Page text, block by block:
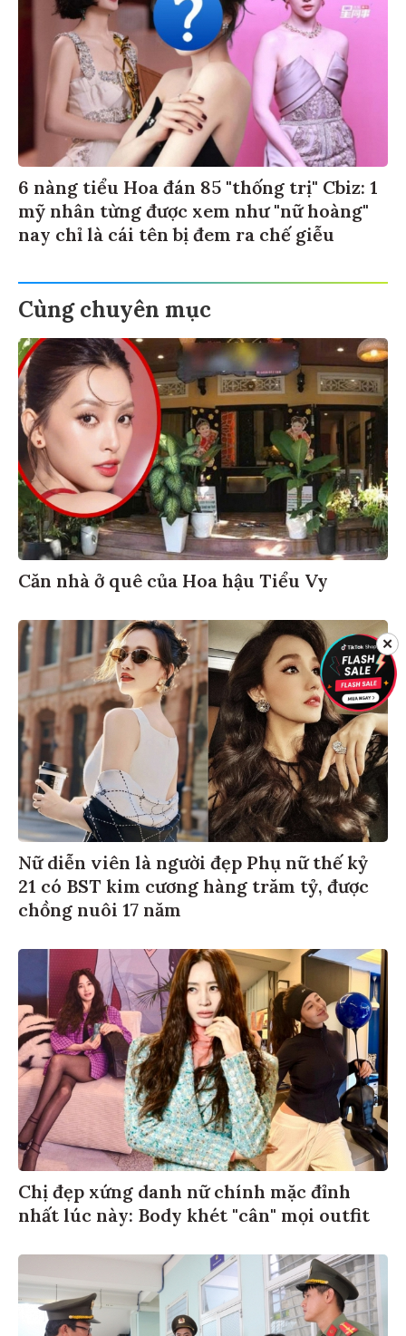
6 nàng tiểu Hoa đán 85 "thống trị" Cbiz: 1
mỹ nhân từng được xem như "nữ hoàng"
nay chỉ là cái tên bị đem ra chế giễu
Cùng chuyên mục
Căn nhà ở quê của Hoa hậu Tiểu Vy
Nữ diễn viên là người đẹp Phụ nữ thế kỷ
21 có BST kim cương hàng trăm tỷ, được
chồng nuôi 17 năm
Chị đẹp xứng danh nữ chính mặc đỉnh
nhất lúc này: Body khét "cân" mọi outfit
✕